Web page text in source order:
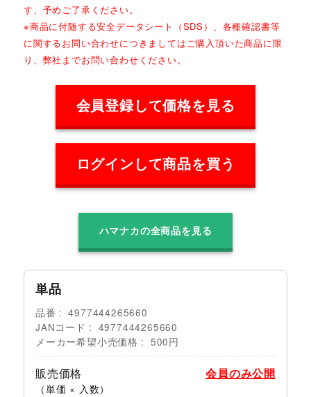
す、予めご了承ください。
※商品に付随する安全データシート（SDS）、各種確認書等
に関するお問い合わせにつきましてはご購入頂いた商品に限
り、弊社までお問い合わせください。
会員登録して価格を見る
ログインして商品を買う
ハマナカの全商品を見る
単品
品番
4977444265660
JANコード
4977444265660
メーカー希望小売価格
500円
販売価格
（単価 × 入数）
会員のみ公開